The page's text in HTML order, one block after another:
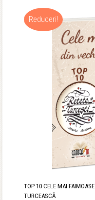
inițial
a
67,00 lei.
este:
55,90 lei.
Reduceri!
TOP 10 CELE MAI
TURCEASCĂ